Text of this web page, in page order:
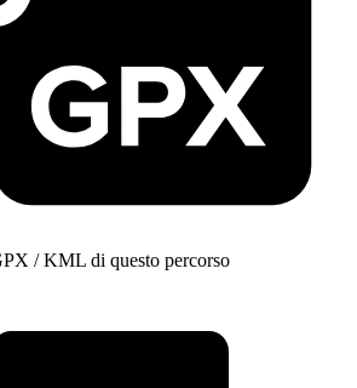
/ KML di questo percorso